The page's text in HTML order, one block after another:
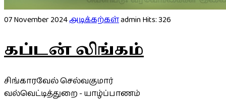
07 November 2024அடிக்கற்கள்adminHits: 326
கப்டன் லிங்கம்
சிங்காரவேல் செல்வகுமார்
வல்வெட்டித்துறை - யாழ்ப்பாணம்